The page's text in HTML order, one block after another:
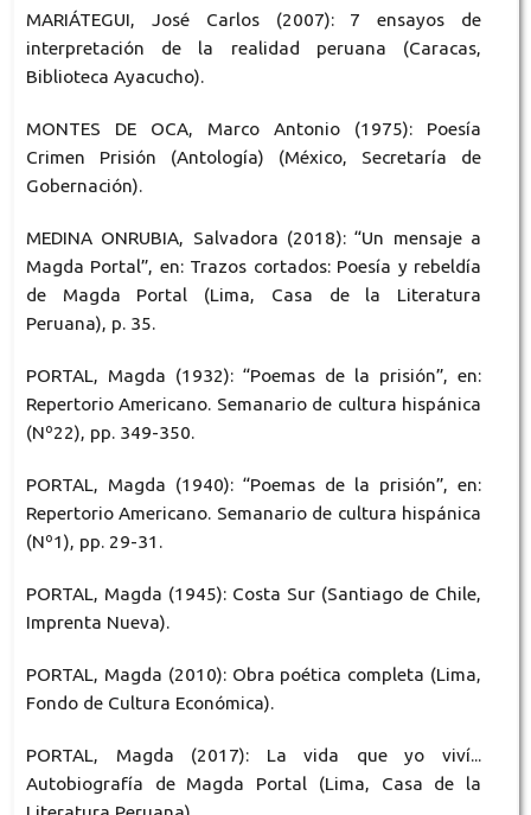
MARIÁTEGUI, José Carlos (2007): 7 ensayos de
interpretación de la realidad peruana (Caracas,
Biblioteca Ayacucho).
MONTES DE OCA, Marco Antonio (1975): Poesía
Crimen Prisión (Antología) (México, Secretaría de
Gobernación).
MEDINA ONRUBIA, Salvadora (2018): “Un mensaje a
Magda Portal”, en: Trazos cortados: Poesía y rebeldía
de Magda Portal (Lima, Casa de la Literatura
Peruana), p. 35.
PORTAL, Magda (1932): “Poemas de la prisión”, en:
Repertorio Americano. Semanario de cultura hispánica
(Nº22), pp. 349-350.
PORTAL, Magda (1940): “Poemas de la prisión”, en:
Repertorio Americano. Semanario de cultura hispánica
(Nº1), pp. 29-31.
PORTAL, Magda (1945): Costa Sur (Santiago de Chile,
Imprenta Nueva).
PORTAL, Magda (2010): Obra poética completa (Lima,
Fondo de Cultura Económica).
PORTAL, Magda (2017): La vida que yo viví...
Autobiografía de Magda Portal (Lima, Casa de la